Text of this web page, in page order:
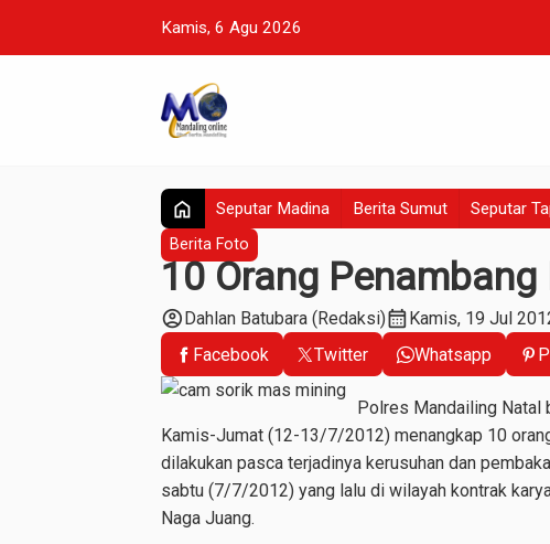
Kamis, 6 Agu 2026
home Seputar Madina Berita Sumut Seputar
Berita Foto
10 Orang
account_circleDahlan Batubara (Redaksi)calendar_monthKamis, 19 Jul
Facebook
Twitter Whatsapp
Polres Mandailing Natal
Kamis-Jumat (12-13/7/2012) menangkap 10
dilakukan pasca terjadinya kerusuhan dan
sabtu (7/7/2012) yang lalu di wilayah kontrak
Naga Juang.